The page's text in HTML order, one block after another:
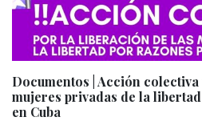
Documentos | Acción
mujeres privadas de la
en Cuba